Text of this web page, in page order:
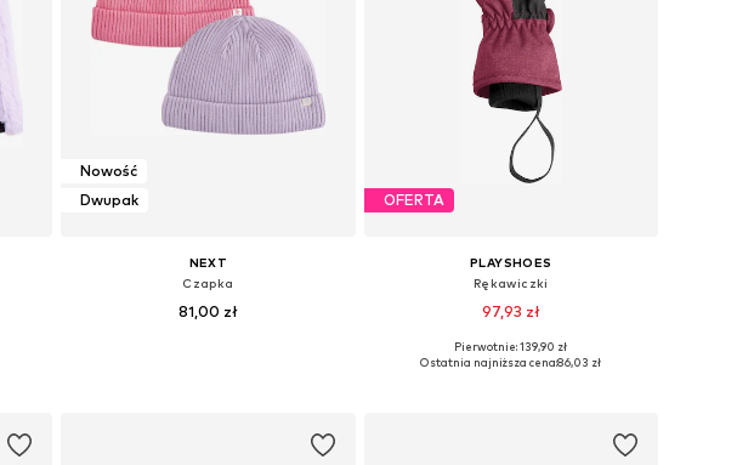
Nowość
Dwupak
NEXT
Czapka
81,00 zł
OFERTA
PLAYSHOES
Rękawiczki
97,93 zł
Dostępne rozmiary: XS, S, M
Pierwotnie: 139,90 zł
Ostatnia najniższa cena:86,03 zł